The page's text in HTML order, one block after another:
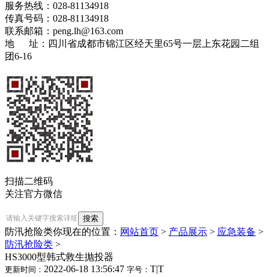
服务热线：028-81134918
传真号码：028-81134918
联系邮箱： peng.lh@163.com
地 址： 四川省成都市锦江区经天里65号一层上东花园二组
团6-16
扫描二维码
关注官方微信
防汛抢险类你现在的位置： 网站首页 > 产品展示 > 应急装备 >
防汛抢险类 >
HS3000型韩式救生抛投器
更新时间： 2022-06-18 13:56:47 字号： T|T